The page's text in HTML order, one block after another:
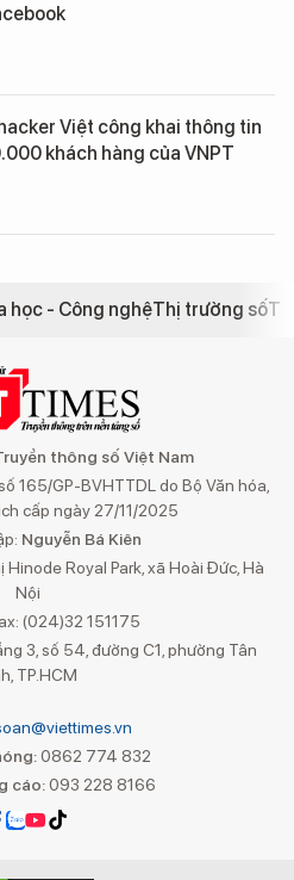
Việt công khai thông tin
khách hàng của VNPT
học - Công nghệThị trường số
thông số Việt Nam
165/GP-BVHTTDL do Bộ Văn hóa,
cấp ngày 27/11/2025
Nguyễn Bá Kiên
Hinode Royal Park, xã Hoài Đức, Hà
Nội
(024)32 151175
3, số 54, đường C1, phường Tân
TP.HCM
0862 774 832
cáo:093 228 8166